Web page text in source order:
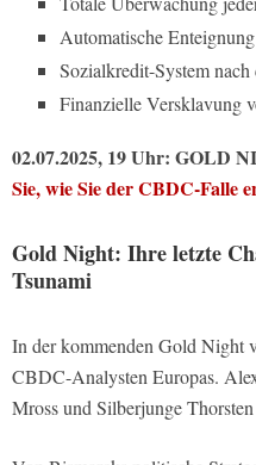
Automatische
Sozialkredit-System
Finanzielle Versklavung
02.07.2025, 19 Uhr: GOLD
Sie, wie Sie der CBDC-Falle
Gold Night: Ihre letzte
Tsunami
In der kommenden Gold Night
CBDC-Analysten Europas.
Mross und Silberjunge